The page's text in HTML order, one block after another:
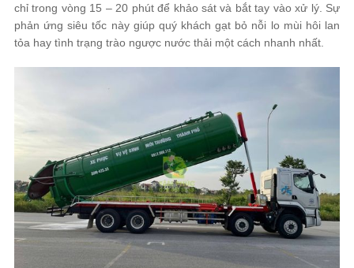
chỉ trong vòng 15 – 20 phút để khảo sát và bắt tay vào xử lý. Sự
phản ứng siêu tốc này giúp quý khách gạt bỏ nỗi lo mùi hôi lan
tỏa hay tình trạng trào ngược nước thải một cách nhanh nhất.